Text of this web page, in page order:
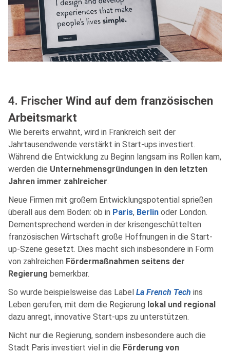
4. Frischer Wind auf dem französischen
Arbeitsmarkt
Wie bereits erwähnt, wird in Frankreich seit der
Jahrtausendwende verstärkt in Start-ups investiert.
Während die Entwicklung zu Beginn langsam ins Rollen kam,
werden die Unternehmensgründungen in den letzten
Jahren immer zahlreicher.
Neue Firmen mit großem Entwicklungspotential sprießen
überall aus dem Boden: ob in Paris, Berlin oder London.
Dementsprechend werden in der krisengeschüttelten
französischen Wirtschaft große Hoffnungen in die Start-
up-Szene gesetzt. Dies macht sich insbesondere in Form
von zahlreichen Fördermaßnahmen seitens der
Regierung bemerkbar.
So wurde beispielsweise das Label La French Tech ins
Leben gerufen, mit dem die Regierung lokal und regional
dazu anregt, innovative Start-ups zu unterstützen.
Nicht nur die Regierung, sondern insbesondere auch die
Stadt Paris investiert viel in die Förderung von